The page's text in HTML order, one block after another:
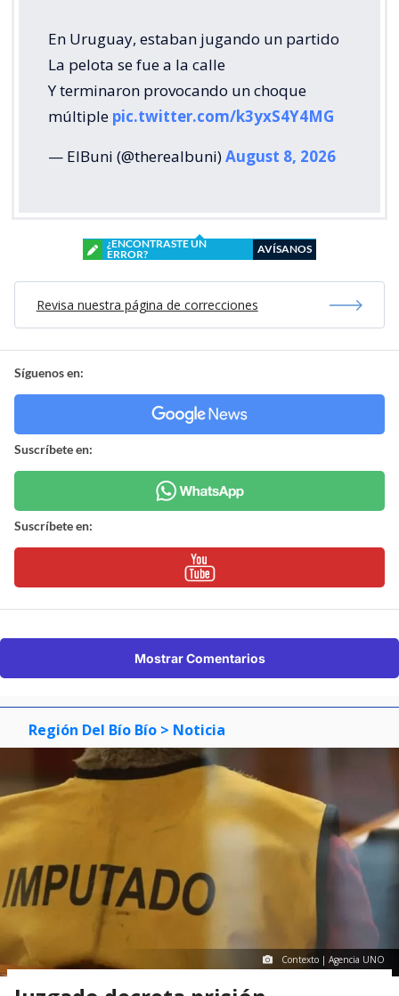
En Uruguay, estaban jugando un partido
La pelota se fue a la calle
Y terminaron provocando un choque
múltiple pic.twitter.com/k3yxS4Y4MG
— ElBuni (@therealbuni)August 8, 2026
¿ENCONTRASTE UN
ERROR?
AVÍSANOS
Revisa nuestra página de correcciones
Síguenos en:
Suscríbete en:
Suscríbete en:
Mostrar Comentarios
Región Del Bío Bío > Noticia
Contexto | Agencia UNO